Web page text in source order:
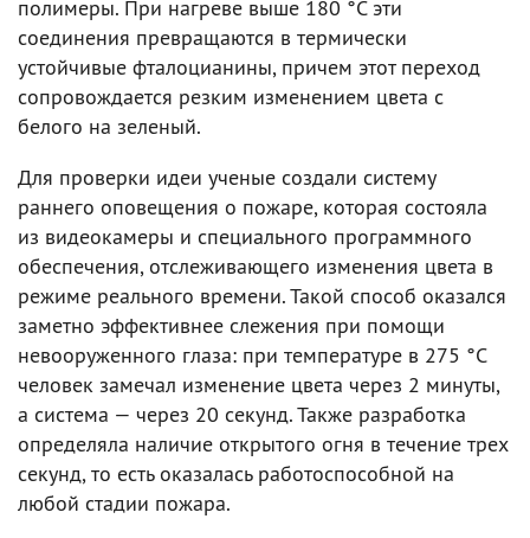
полимеры. При нагреве выше 180 °C эти
соединения превращаются в термически
устойчивые фталоцианины, причем этот переход
сопровождается резким изменением цвета с
белого на зеленый.
Для проверки идеи ученые создали систему
раннего оповещения о пожаре, которая состояла
из видеокамеры и специального программного
обеспечения, отслеживающего изменения цвета в
режиме реального времени. Такой способ оказался
заметно эффективнее слежения при помощи
невооруженного глаза: при температуре в 275 °C
человек замечал изменение цвета через 2 минуты,
а система — через 20 секунд. Также разработка
определяла наличие открытого огня в течение трех
секунд, то есть оказалась работоспособной на
любой стадии пожара.